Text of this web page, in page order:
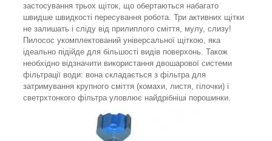
застосування трьох щіток, що обертаються набагато
швидше швидкості пересування робота. Три активних щітки
не залишать і сліду від прилиплого сміття, мулу, слизу!
Пилосос укомплектований універсальної щіткою, яка
ідеально підійде для більшості видів поверхонь. Також
необхідно відзначити використання двошарової системи
фільтрації води: вона складається з фільтра для
затримування крупного сміття (комахи, листя, гілочки) і
светрхтонкого фільтра уловлює найдрібніші порошинки.